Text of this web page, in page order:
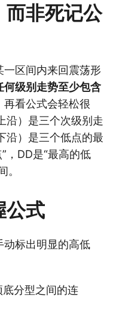
而非死记公
区间内来回震荡形
何级别走势至少包含
再看公式会轻松很
沿）是三个次级别走
沿）是三个低点的最
，DD是“最高的低
。
公式
动标出明显的高低
底分型之间的连